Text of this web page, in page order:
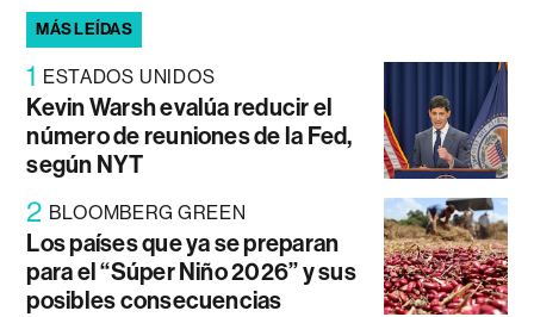
MÁS LEÍDAS
1 ESTADOS UNIDOS
Kevin Warsh evalúa reducir el
número de reuniones de la Fed,
según NYT
2 BLOOMBERG GREEN
Los países que ya se preparan
para el “Súper Niño 2026” y sus
posibles consecuencias